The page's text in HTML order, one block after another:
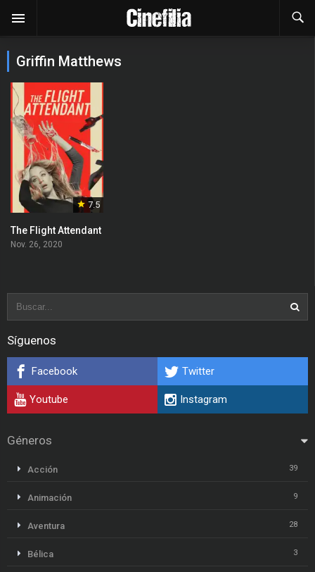
Griffin Matthews
7.5
The Flight Attendant
Nov. 26, 2020
Síguenos
Facebook Twitter
Youtube Instagram
Géneros
Acción 39
Animación 9
Aventura 28
Bélica 3